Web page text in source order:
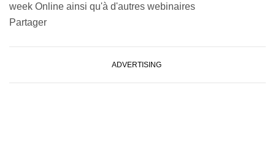
week Online ainsi qu'à d'autres webinaires
Partager
ADVERTISING